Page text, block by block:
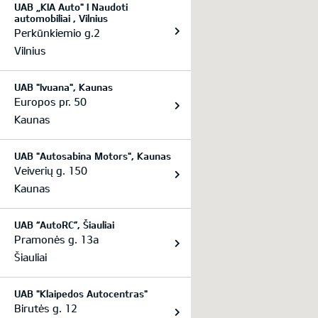
UAB „KIA Auto" I Naudoti
automobiliai , Vilnius
Perkūnkiemio g.2
Vilnius
UAB "Ivuana", Kaunas
Europos pr. 50
Kaunas
UAB "Autosabina Motors", Kaunas
Veiverių g. 150
Kaunas
UAB “AutoRC”, Šiauliai
Pramonės g. 13a
Šiauliai
UAB "Klaipedos Autocentras"
Birutės g. 12